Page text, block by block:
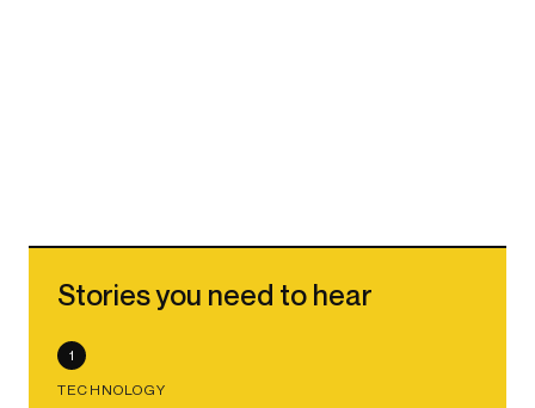
Stories you need to hear
1
TECHNOLOGY